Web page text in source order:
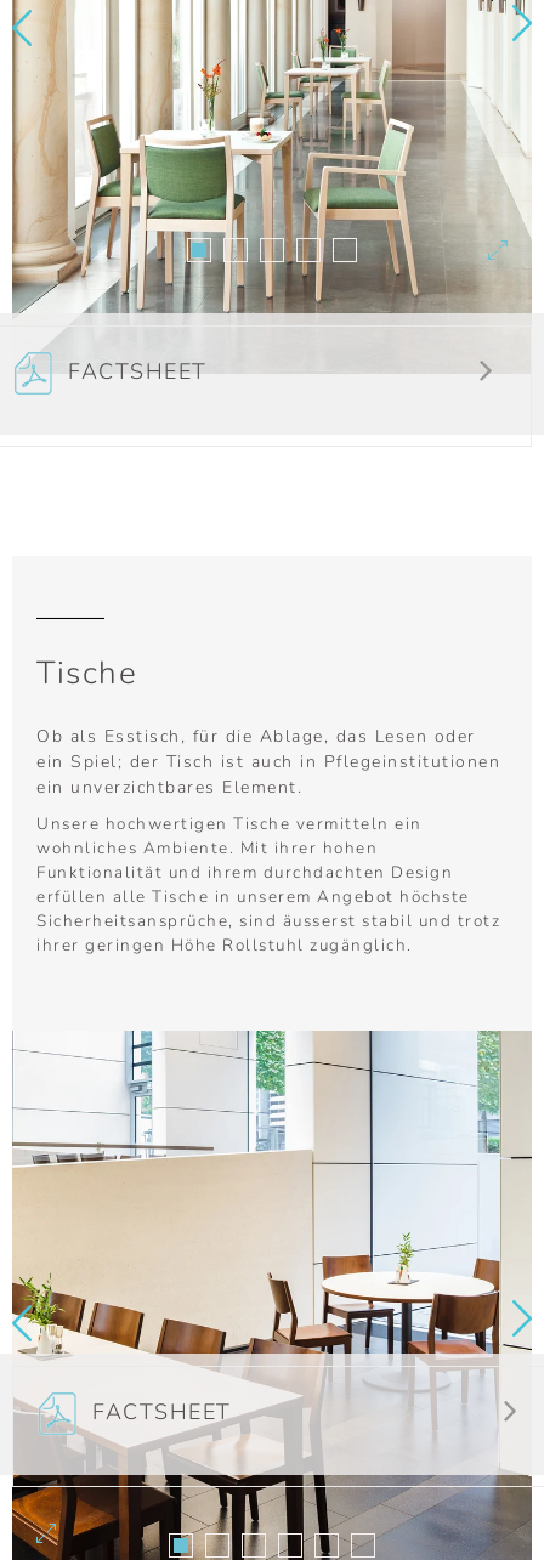
FACTSHEET
Tische
Ob als Esstisch, für die Ablage, das Lesen oder
ein Spiel; der Tisch ist auch in Pflegeinstitutionen
ein unverzichtbares Element.
Unsere hochwertigen Tische vermitteln ein
wohnliches Ambiente. Mit ihrer hohen
Funktionalität und ihrem durchdachten Design
erfüllen alle Tische in unserem Angebot höchste
Sicherheitsansprüche, sind äusserst stabil und trotz
ihrer geringen Höhe Rollstuhl zugänglich.
FACTSHEET